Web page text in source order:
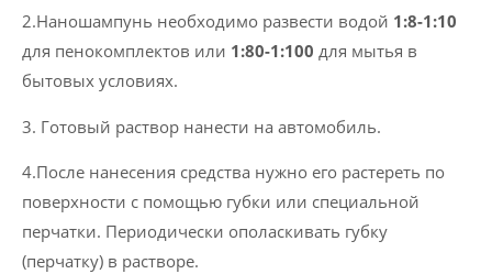
2.Наношампунь необходимо развести водой 1:8-1:10
для пенокомплектов или 1:80-1:100 для мытья в
бытовых условиях.
3. Готовый раствор нанести на автомобиль.
4.После нанесения средства нужно его растереть по
поверхности с помощью губки или специальной
перчатки. Периодически ополаскивать губку
(перчатку) в растворе.